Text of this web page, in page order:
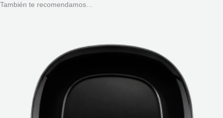
También te recomendamos…